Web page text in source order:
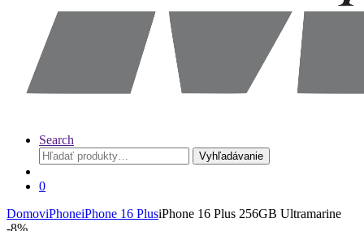
Search
Hľadať:
Vyhľadávanie
0
DomoviPhoneiPhone 16 PlusiPhone 16 Plus 256GB Ultramarine
-8%